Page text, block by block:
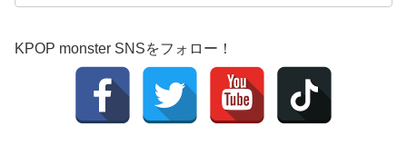
KPOP monster SNSをフォロー！